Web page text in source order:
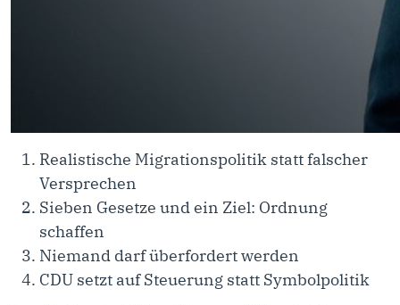
Realistische Migrationspolitik statt falscher
Versprechen
Sieben Gesetze und ein Ziel: Ordnung
schaffen
Niemand darf überfordert werden
CDU setzt auf Steuerung statt Symbolpolitik